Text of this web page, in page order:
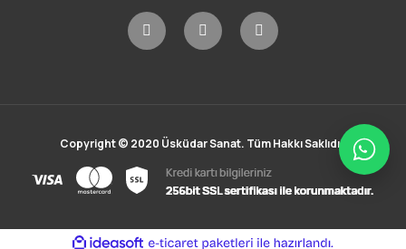
Copyright © 2020 Üsküdar Sanat. Tüm Hakkı Saklıdır.
ideasoft e-